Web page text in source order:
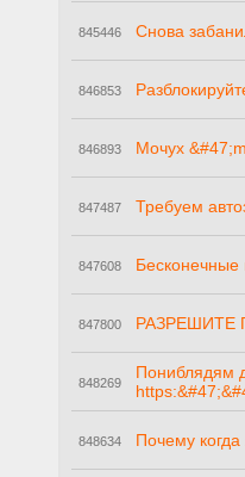
845446 Снова
846853
846893 Мочух
847487 Требуем
847608 Бесконечные
847800 РАЗРЕШИТЕ
848269
Пониблядям
848634 Почему